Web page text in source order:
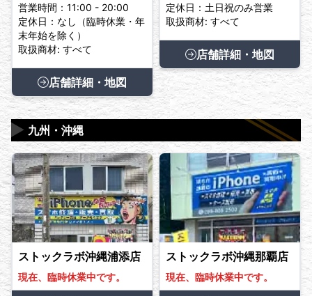
営業時間：11:00 - 20:00
定休日：なし（臨時休業・年
末年始を除く）
取扱商材: すべて
店舗詳細・地図
定休日：土日祝のみ営業
取扱商材: すべて
店舗詳細・地図
九州・沖縄
▶
ストックラボ沖縄浦添店
現在、臨時休業中です。
ストックラボ沖縄那覇店
現在、臨時休業中です。